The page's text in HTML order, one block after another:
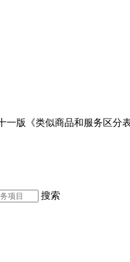
版《类似商品和服务区分表
搜索